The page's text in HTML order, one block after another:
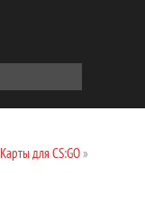
Карты для CS:GO»